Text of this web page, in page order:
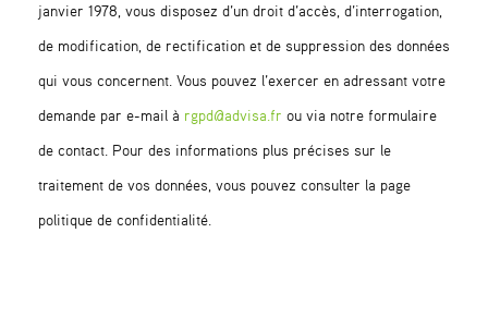
janvier 1978, vous disposez d’un droit d’accès, d’interrogation,
de modification, de rectification et de suppression des données
qui vous concernent. Vous pouvez l’exercer en adressant votre
demande par e-mail à rgpd@advisa.fr ou via notre formulaire
de contact. Pour des informations plus précises sur le
traitement de vos données, vous pouvez consulter la page
politique de confidentialité.